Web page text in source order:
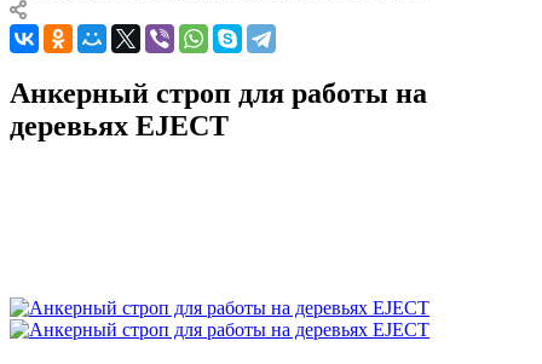
Анкерный строп для работы на
деревьях EJECT